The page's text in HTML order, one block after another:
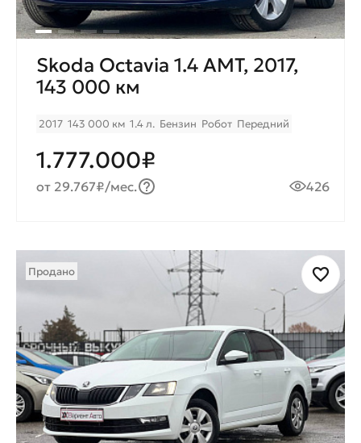
Skoda Octavia 1.4 AMT, 2017,
143 000 км
2017 143 000 км 1.4 л. Бензин Робот Передний
1.777.000₽
от 29.767₽/мес. 426
Продано